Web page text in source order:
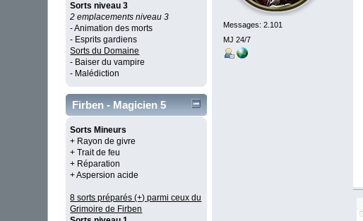
Sorts niveau 3
2 emplacements niveau 3
- Animation des morts
- Esprits gardiens
Sorts du Domaine
- Baiser du vampire
- Malédiction
Firben - Magicien 5
Sorts Mineurs
+ Rayon de givre
+ Trait de feu
+ Réparation
+ Aspersion acide
8 sorts préparés (+) parmi ceux du
Grimoire de Firben
Messages: 2.101
MJ 24/7